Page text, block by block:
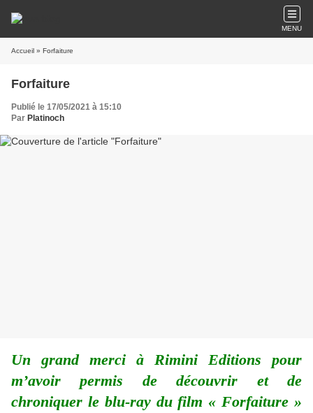
MENU
Accueil » Forfaiture
Forfaiture
Publié le 17/05/2021 à 15:10
Par Platinoch
Un grand merci à Rimini Editions pour
m’avoir permis de découvrir et de
chroniquer le blu-ray du film « Forfaiture »